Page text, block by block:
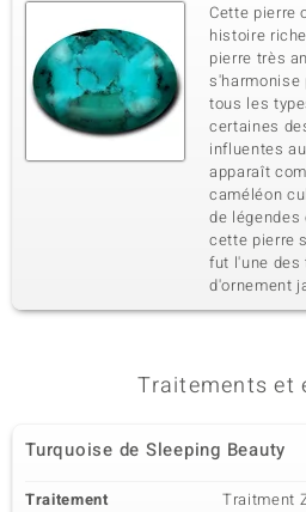
Cette pierre
histoire
pierre très
s'harmonise
tous les
certaines
influentes
apparaît
caméléon
de légendes
cette pierre
fut l'une des
d'ornement
Traitements et
Turquoise de Sleeping Beauty
Traitement Traitment